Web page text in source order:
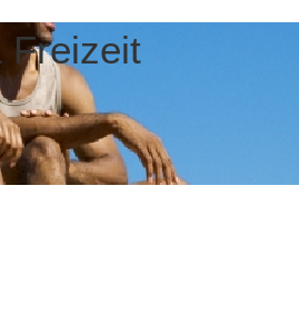
Freizeit